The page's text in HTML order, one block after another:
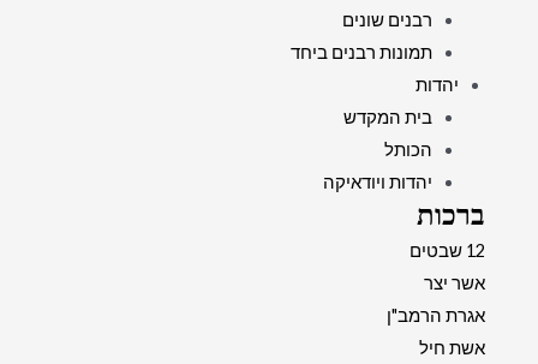
רבנים שונים
תמונות רבנים ביחד
יהדות
בית המקדש
הכותל
יהדות ויודאיקה
ברכות
12 שבטים
אשר יצר
אגרת הרמב"ן
אשת חיל